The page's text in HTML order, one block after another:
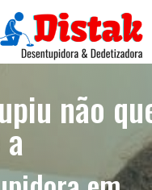
não